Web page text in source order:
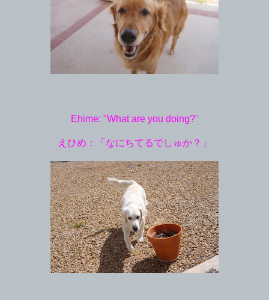
Ehime: "What are you doing?"
えひめ：「なにちてるでしゅか？」